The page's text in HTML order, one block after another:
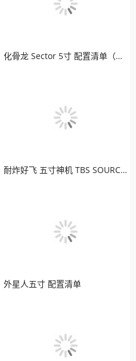
化骨龙 Sector 5寸 配置清单（高清版）
耐炸好飞 五寸神机 TBS SOURCE ONE 老司机最爱
外星人五寸 配置清单